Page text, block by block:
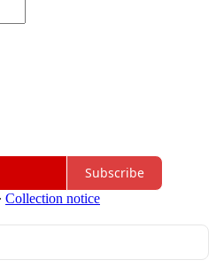
Subscribe
∙ Collection notice